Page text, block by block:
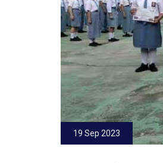
19 Sep 2023